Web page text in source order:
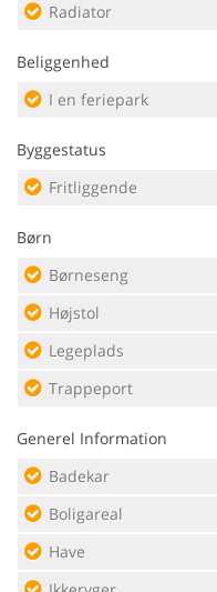
Radiator
Beliggenhed
I en feriepark
Byggestatus
Fritliggende
Børn
Børneseng
Højstol
Legeplads
Trappeport
Generel Information
Badekar
Boligareal
Have